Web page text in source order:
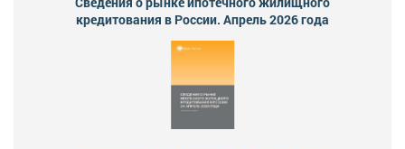
кредитования в России. Апрель 2026 года